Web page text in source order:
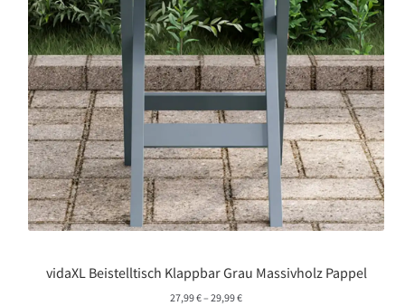
vidaXL Beistelltisch Klappbar Grau Massivholz Pappel
27,99€– 29,99€Preisspanne: